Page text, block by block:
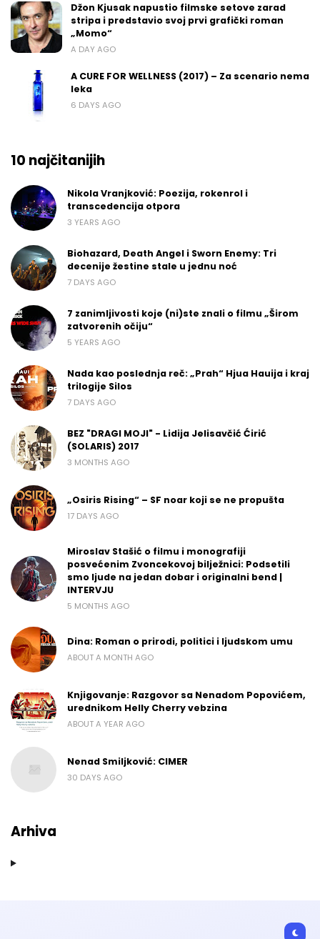
Džon Kjusak napustio filmske setove zarad
stripa i predstavio svoj prvi grafički roman
„Momo“
A DAY AGO
A CURE FOR WELLNESS (2017) – Za scenario nema
leka
6 DAYS AGO
10 najčitanijih
Nikola Vranjković: Poezija, rokenrol i
transcedencija otpora
3 YEARS AGO
Biohazard, Death Angel i Sworn Enemy: Tri
decenije žestine stale u jednu noć
7 DAYS AGO
7 zanimljivosti koje (ni)ste znali o filmu „Širom
zatvorenih očiju“
5 YEARS AGO
Nada kao poslednja reč: „Prah“ Hjua Hauija i kraj
trilogije Silos
7 DAYS AGO
BEZ "DRAGI MOJI" - Lidija Jelisavčić Ćirić
(SOLARIS) 2017
3 MONTHS AGO
„Osiris Rising“ – SF noar koji se ne propušta
17 DAYS AGO
Miroslav Stašić o filmu i monografiji
posvećenim Zvoncekovoj bilježnici: Podsetili
smo ljude na jedan dobar i originalni bend |
INTERVJU
5 MONTHS AGO
Dina: Roman o prirodi, politici i ljudskom umu
ABOUT A MONTH AGO
Knjigovanje: Razgovor sa Nenadom Popovićem,
urednikom Helly Cherry vebzina
ABOUT A YEAR AGO
Nenad Smiljković: CIMER
30 DAYS AGO
Arhiva